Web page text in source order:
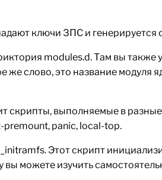
ключи ЗПС и
modules.d. Там вы
же слово, это название модуля
скрипты, выполняемые в
premount, panic, local-top.
Этот скрипт
можете изучить